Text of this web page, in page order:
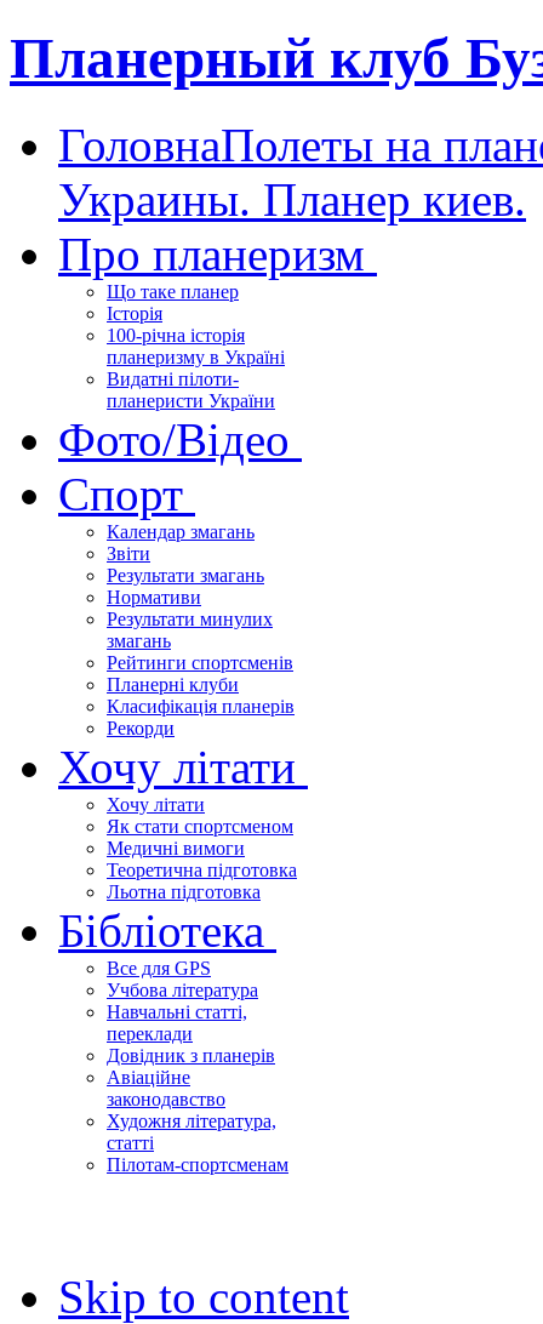
Планерный клуб
ГоловнаПолеты на
Украины. Планер киев.
Про планеризм
Що таке планер
Історія
100-річна історія
планеризму в Україні
Видатні пілоти-
планеристи України
Фото/Відео
Спорт
Календар змагань
Звіти
Результати змагань
Нормативи
Результати минулих
змагань
Рейтинги спортсменів
Планерні клуби
Класифікація планерів
Рекорди
Хочу літати
Хочу літати
Як стати спортсменом
Медичні вимоги
Теоретична підготовка
Льотна підготовка
Бібліотека
Все для GPS
Учбова література
Навчальні статті,
переклади
Довідник з планерів
Авіаційне
законодавство
Художня література,
статті
Пілотам-спортсменам
Skip to content